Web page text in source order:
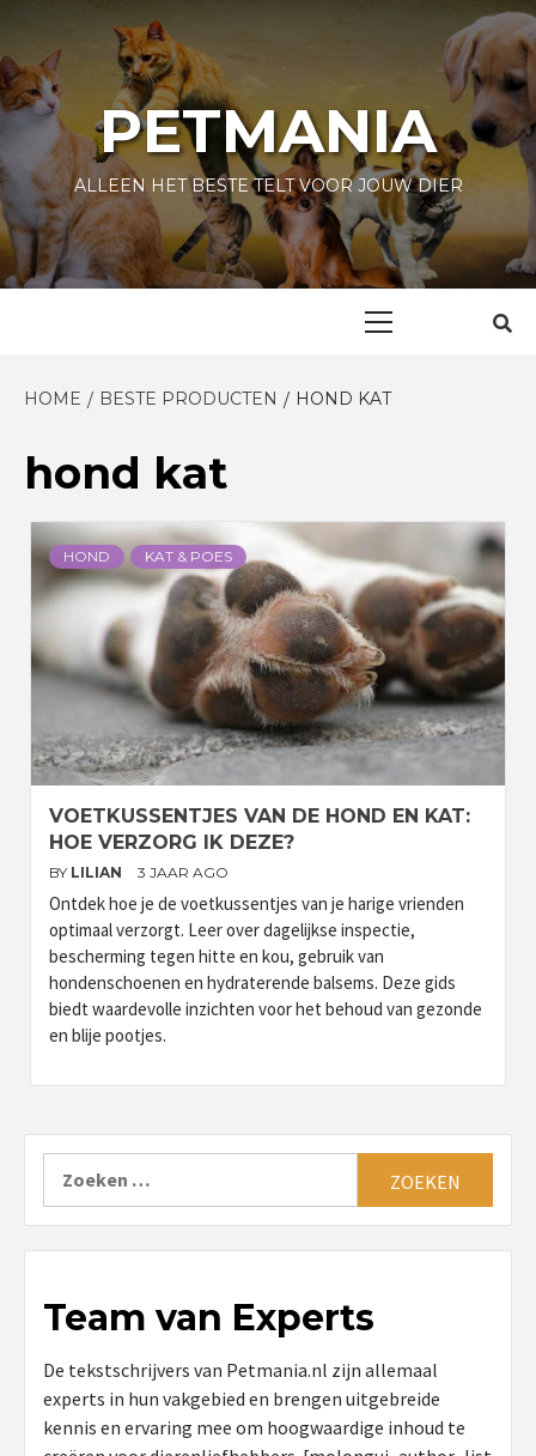
content
PETMANIA
ALLEEN HET BESTE TELT VOOR JOUW DIER
HOME BESTE PRODUCTEN HOND KAT
hond kat
HOND KAT & POES
VOETKUSSENTJES VAN DE HOND EN KAT:
HOE VERZORG IK DEZE?
BY LILIAN 3 JAAR AGO
Ontdek hoe je de voetkussentjes van je harige vrienden
optimaal verzorgt. Leer over dagelijkse inspectie,
bescherming tegen hitte en kou, gebruik van
hondenschoenen en hydraterende balsems. Deze gids
biedt waardevolle inzichten voor het behoud van gezonde
en blije pootjes.
Team van Experts
De tekstschrijvers van Petmania.nl zijn allemaal
experts in hun vakgebied en brengen uitgebreide
kennis en ervaring mee om hoogwaardige inhoud te